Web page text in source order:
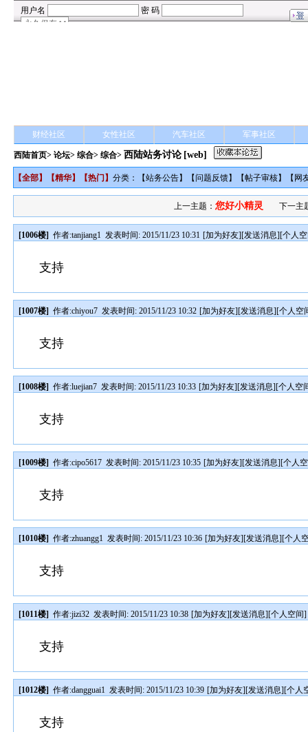
财经社区 女性社区 汽车社区 军事社区
西陆首页>论坛>综合> 综合> 西陆站务讨论 [web]
【全部】【精华】【热门 】分类：【站务公告】【问题反馈】【帖子审核】【 网
上一主题： 您好小精灵 下一主
[1006楼] 作者:tanjiang1 发表时间: 2015/11/23 10:31 [加为好友][发送消息][个人
支持
[1007楼] 作者:chiyou7 发表时间: 2015/11/23 10:32 [加为好友][发送消息][个人空
支持
[1008楼] 作者:luejian7 发表时间: 2015/11/23 10:33 [加为好友][发送消息][个人空
支持
[1009楼] 作者:cipo5617 发表时间: 2015/11/23 10:35 [加为好友][发送消息][个人
支持
[1010楼] 作者:zhuangg1 发表时间: 2015/11/23 10:36 [加为好友][发送消息][个人
支持
[1011楼] 作者:jizi32 发表时间: 2015/11/23 10:38 [加为好友][发送消息][个人空间]
支持
[1012楼] 作者:dangguai1 发表时间: 2015/11/23 10:39 [加为好友][发送消息][个人
支持